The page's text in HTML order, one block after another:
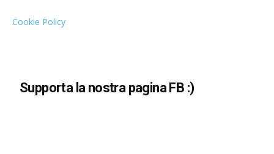
Cookie Policy
Supporta la nostra pagina FB :)